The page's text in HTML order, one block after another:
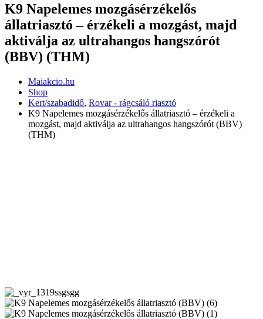
K9 Napelemes mozgásérzékelős
állatriasztó – érzékeli a mozgást, majd
aktiválja az ultrahangos hangszórót
(BBV) (THM)
Maiakcio.hu
Shop
Kert/szabadidő, Rovar - rágcsáló riasztó
K9 Napelemes mozgásérzékelős állatriasztó – érzékeli a
mozgást, majd aktiválja az ultrahangos hangszórót (BBV)
(THM)